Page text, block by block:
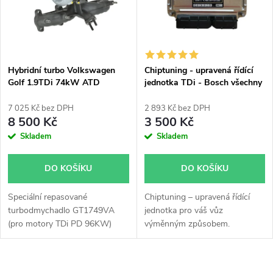
p
r
o
u
k
s
p
r
o
d
u
k
Hybridní turbo Volkswagen
Golf 1.9TDi 74kW ATD
7 025 Kč bez DPH
8 500 Kč
Skladem
DO KOŠÍKU
Speciální repasované
turbodmychadlo GT1749VA
(pro motory TDi PD 96KW)
instalované v obalu GT1749V
Chiptuning - upravená řídící
jednotka TDi - Bosch všechny
2 893 Kč bez DPH
3 500 Kč
Skladem
DO KOŠÍKU
Chiptuning – upravená řídící
jednotka pro váš vůz
výměnným způsobem.